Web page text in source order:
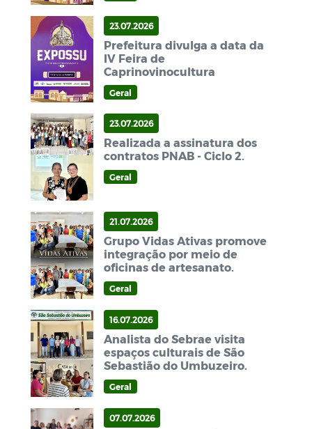
23.07.2026
Prefeitura divulga a data da
IV Feira de
Caprinovinocultura
Geral
23.07.2026
Realizada a assinatura dos
contratos PNAB - Ciclo 2.
Geral
21.07.2026
Grupo Vidas Ativas promove
integração por meio de
oficinas de artesanato.
Geral
16.07.2026
Analista do Sebrae visita
espaços culturais de São
Sebastião do Umbuzeiro.
Geral
07.07.2026